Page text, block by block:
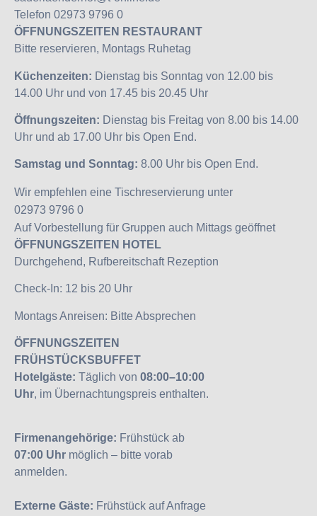
Telefon 02973 9796 0
ÖFFNUNGSZEITEN RESTAURANT
Bitte reservieren, Montags Ruhetag
Küchenzeiten: Dienstag bis Sonntag von 12.00 bis
14.00 Uhr und von 17.45 bis 20.45 Uhr
Öffnungszeiten: Dienstag bis Freitag von 8.00 bis 14.00
Uhr und ab 17.00 Uhr bis Open End.
Samstag und Sonntag: 8.00 Uhr bis Open End.
Wir empfehlen eine Tischreservierung unter
02973 9796 0
Auf Vorbestellung für Gruppen auch Mittags geöffnet
ÖFFNUNGSZEITEN HOTEL
Durchgehend, Rufbereitschaft Rezeption
Check-In: 12 bis 20 Uhr
Montags Anreisen: Bitte Absprechen
ÖFFNUNGSZEITEN
FRÜHSTÜCKSBUFFET
Hotelgäste: Täglich von 08:00–10:00
Uhr, im Übernachtungspreis enthalten.
Firmenangehörige: Frühstück ab
07:00 Uhr möglich – bitte vorab
anmelden.
Externe Gäste: Frühstück auf Anfrage